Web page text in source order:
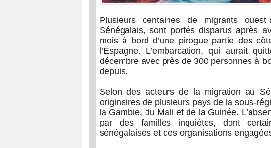
Plusieurs centaines de migrants
Sénégalais, sont portés disparus après
mois à bord d’une pirogue partie des
l’Espagne. L’embarcation, qui aurait
décembre avec près de 300 personnes à
depuis.
Selon des acteurs de la migration au
originaires de plusieurs pays de la sous-
la Gambie, du Mali et de la Guinée.
par des familles inquiètes, dont
sénégalaises et des organisations